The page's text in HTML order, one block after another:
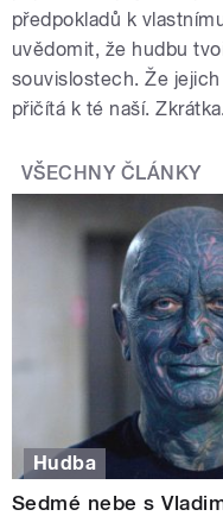
předpokladů k
uvědomit, že hudbu
souvislostech. Že
přičítá k té naší.
VŠECHNY ČLÁNKY
Hudba
Sedmé nebe s